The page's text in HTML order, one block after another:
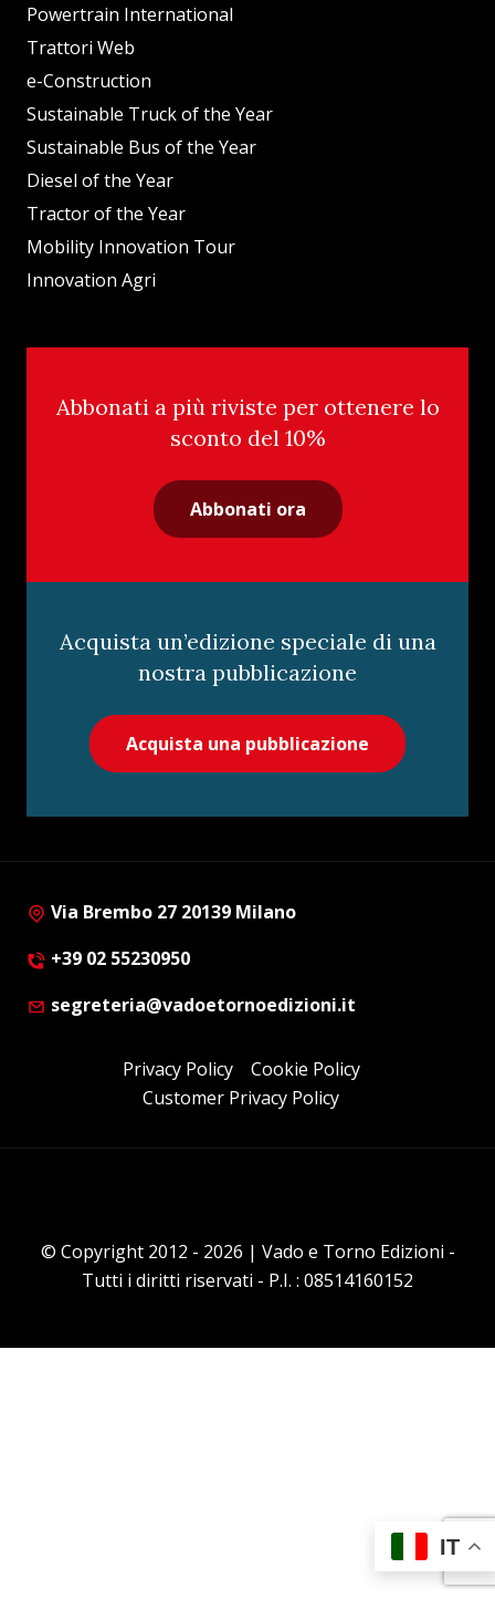
Powertrain International
Trattori Web
e-Construction
Sustainable Truck of the Year
Sustainable Bus of the Year
Diesel of the Year
Tractor of the Year
Mobility Innovation Tour
Innovation Agri
Abbonati a più riviste per ottenere lo
sconto del 10%
Abbonati ora
Acquista un’edizione speciale di una
nostra pubblicazione
Acquista una pubblicazione
Via Brembo 27 20139 Milano
+39 02 55230950
segreteria@vadoetornoedizioni.it
Privacy Policy
Cookie Policy
Customer Privacy Policy
© Copyright 2012 - 2026 | Vado e Torno Edizioni -
Tutti i diritti riservati - P.I. : 08514160152
IT